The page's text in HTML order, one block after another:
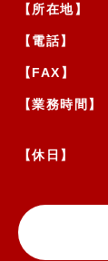
【所在地】
【電話】
【FAX】
【業務時間】
【休日】